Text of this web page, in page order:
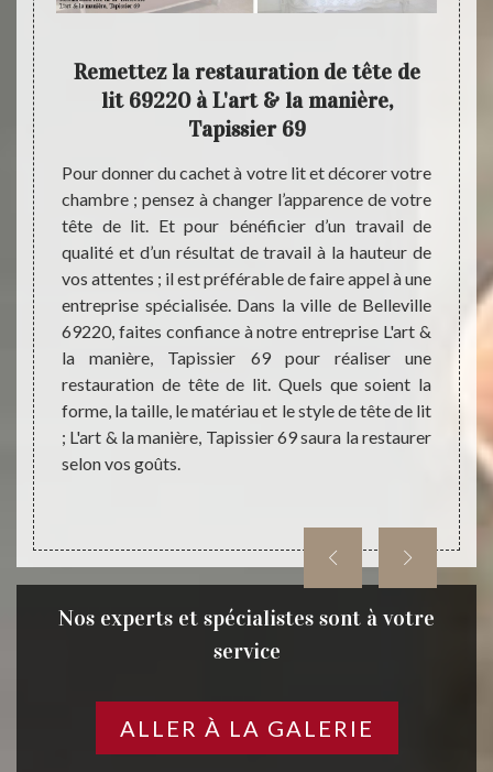
& la
un
à
que
69
bon
à
lit
et
Remettez la restauration de tête de
lit 69220 à L'art & la manière,
Tapissier 69
Pour donner du cachet à votre lit et décorer votre
chambre ; pensez à changer l’apparence de votre
tête de lit. Et pour bénéficier d’un travail de
qualité et d’un résultat de travail à la hauteur de
vos attentes ; il est préférable de faire appel à une
entreprise spécialisée. Dans la ville de Belleville
69220, faites confiance à notre entreprise L'art &
la manière, Tapissier 69 pour réaliser une
restauration de tête de lit. Quels que soient la
forme, la taille, le matériau et le style de tête de lit
; L'art & la manière, Tapissier 69 saura la restaurer
selon vos goûts.
tête
vos
de
Nos experts et spécialistes sont à votre
service
ALLER À LA GALERIE